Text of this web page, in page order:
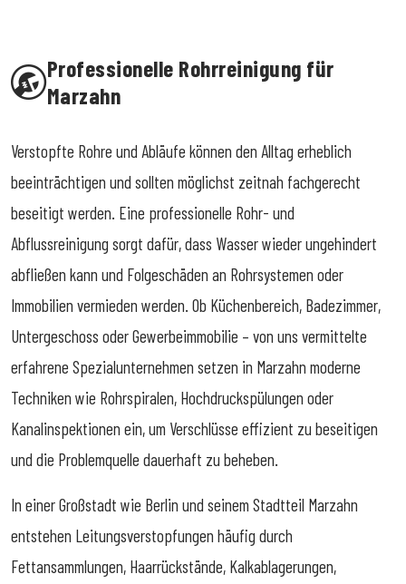
Professionelle Rohrreinigung für
Marzahn
Verstopfte Rohre und Abläufe können den Alltag erheblich
beeinträchtigen und sollten möglichst zeitnah fachgerecht
beseitigt werden. Eine professionelle Rohr- und
Abflussreinigung sorgt dafür, dass Wasser wieder ungehindert
abfließen kann und Folgeschäden an Rohrsystemen oder
Immobilien vermieden werden. Ob Küchenbereich, Badezimmer,
Untergeschoss oder Gewerbeimmobilie – von uns vermittelte
erfahrene Spezialunternehmen setzen in Marzahn moderne
Techniken wie Rohrspiralen, Hochdruckspülungen oder
Kanalinspektionen ein, um Verschlüsse effizient zu beseitigen
und die Problemquelle dauerhaft zu beheben.
In einer Großstadt wie Berlin und seinem Stadtteil Marzahn
entstehen Leitungsverstopfungen häufig durch
Fettansammlungen, Haarrückstände, Kalkablagerungen,